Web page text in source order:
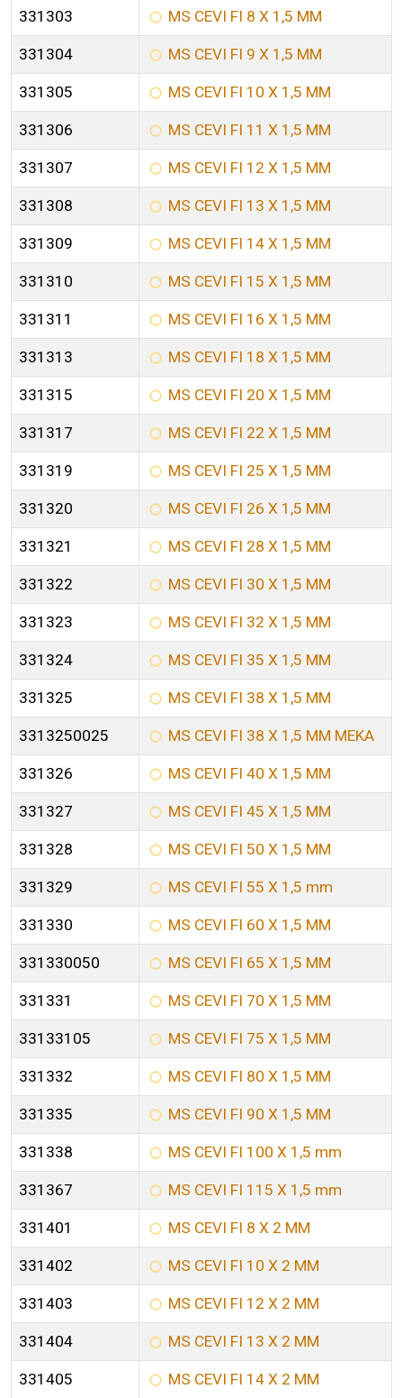
331303 MS CEVI FI 8 X 1,5 MM
331304 MS CEVI FI 9 X 1,5 MM
331305 MS CEVI FI 10 X 1,5 MM
331306 MS CEVI FI 11 X 1,5 MM
331307 MS CEVI FI 12 X 1,5 MM
331308 MS CEVI FI 13 X 1,5 MM
331309 MS CEVI FI 14 X 1,5 MM
331310 MS CEVI FI 15 X 1,5 MM
331311 MS CEVI FI 16 X 1,5 MM
331313 MS CEVI FI 18 X 1,5 MM
331315 MS CEVI FI 20 X 1,5 MM
331317 MS CEVI FI 22 X 1,5 MM
331319 MS CEVI FI 25 X 1,5 MM
331320 MS CEVI FI 26 X 1,5 MM
331321 MS CEVI FI 28 X 1,5 MM
331322 MS CEVI FI 30 X 1,5 MM
331323 MS CEVI FI 32 X 1,5 MM
331324 MS CEVI FI 35 X 1,5 MM
331325 MS CEVI FI 38 X 1,5 MM
3313250025 MS CEVI FI 38 X 1,5 MM MEKA
331326 MS CEVI FI 40 X 1,5 MM
331327 MS CEVI FI 45 X 1,5 MM
331328 MS CEVI FI 50 X 1,5 MM
331329 MS CEVI FI 55 X 1,5 mm
331330 MS CEVI FI 60 X 1,5 MM
331330050 MS CEVI FI 65 X 1,5 MM
331331 MS CEVI FI 70 X 1,5 MM
33133105 MS CEVI FI 75 X 1,5 MM
331332 MS CEVI FI 80 X 1,5 MM
331335 MS CEVI FI 90 X 1,5 MM
331338 MS CEVI FI 100 X 1,5 mm
331367 MS CEVI FI 115 X 1,5 mm
331401 MS CEVI FI 8 X 2 MM
331402 MS CEVI FI 10 X 2 MM
331403 MS CEVI FI 12 X 2 MM
331404 MS CEVI FI 13 X 2 MM
331405 MS CEVI FI 14 X 2 MM